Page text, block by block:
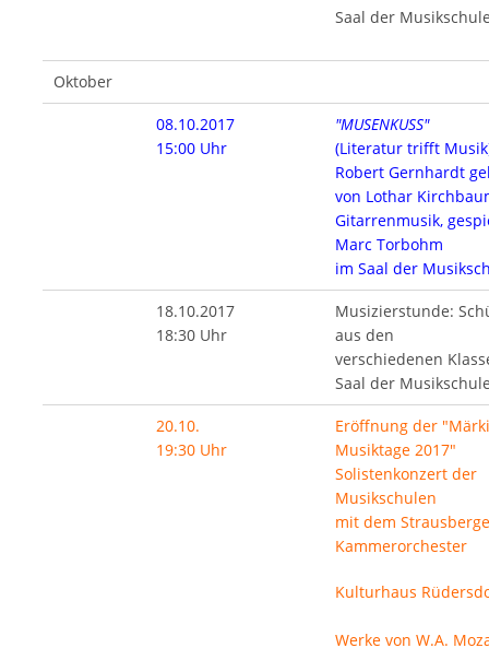
Saal der
Oktober
08.10.2017
15:00 Uhr
"MUSENKUSS"
(Literatur trifft
Robert Gernhardt
von Lothar
Gitarrenmusik,
Marc Torbohm
im Saal der
18.10.2017
18:30 Uhr
Musizierstunde:
aus den
verschiedenen
Saal der
20.10.
19:30 Uhr
Eröffnung der
Musiktage 2017"
Solistenkonzert der
Musikschulen
mit dem
Kammerorchester
Kulturhaus
Werke von W.A.